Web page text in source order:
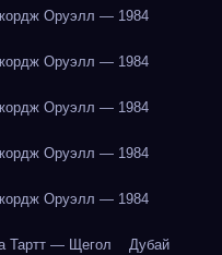
Оруэлл — 1984
Оруэлл — 1984
Оруэлл — 1984
Оруэлл — 1984
Оруэлл — 1984
Тартт — Щегол Дубай